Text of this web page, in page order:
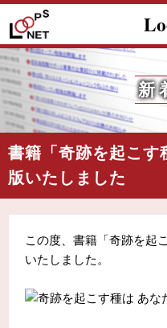
新
書籍「奇跡を起こす
版いたしました
この度、書籍「奇跡を起
いたしました。